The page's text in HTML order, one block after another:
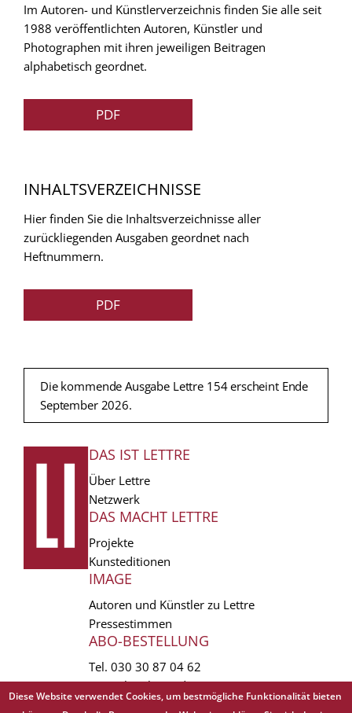
Im Autoren- und Künstlerverzeichnis finden Sie alle seit
1988 veröffentlichten Autoren, Künstler und
Photographen mit ihren jeweiligen Beitragen
alphabetisch geordnet.
PDF
INHALTSVERZEICHNISSE
Hier finden Sie die Inhaltsverzeichnisse aller
zurückliegenden Ausgaben geordnet nach
Heftnummern.
PDF
Die kommende Ausgabe Lettre 154 erscheint Ende
September 2026.
FUSSZEILE
DAS IST LETTRE
Über Lettre
Netzwerk
DAS MACHT LETTRE
Projekte
Kunsteditionen
IMAGE
Autoren und Künstler zu Lettre
Pressestimmen
ABO-BESTELLUNG
Tel. 030 30 87 04 62
vertrieb(at)lettre.de
Diese Website verwendet Cookies, um bestmögliche Funktionalität bieten